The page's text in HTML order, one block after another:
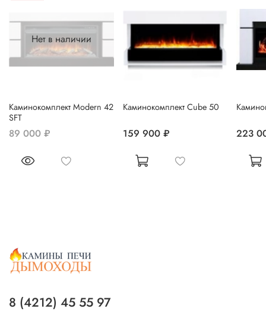
Нет в наличии
Каминокомплект Modern 42
SFT
89 000 ₽
Каминокомплект Cube 50
159 900 ₽ 223
8 (4212) 45 55 97